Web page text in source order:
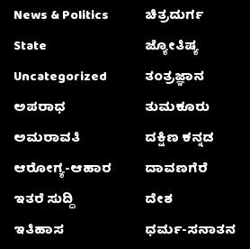
News & Politics
State
Uncategorized
ಅಪರಾಧ
ಅಮರಾವತಿ
ಆರೋಗ್ಯ-ಆಹಾರ
ಇತರೆ ಸುದ್ದಿ
ಇತಿಹಾಸ
ಚಿತ್ರದುರ್ಗ
ಜ್ಯೋತಿಷ್ಯ
ತಂತ್ರಜ್ಞಾನ
ತುಮಕೂರು
ದಕ್ಷಿಣ ಕನ್ನಡ
ದಾವಣಗೆರೆ
ದೇಶ
ಧರ್ಮ-ಸನಾತನ